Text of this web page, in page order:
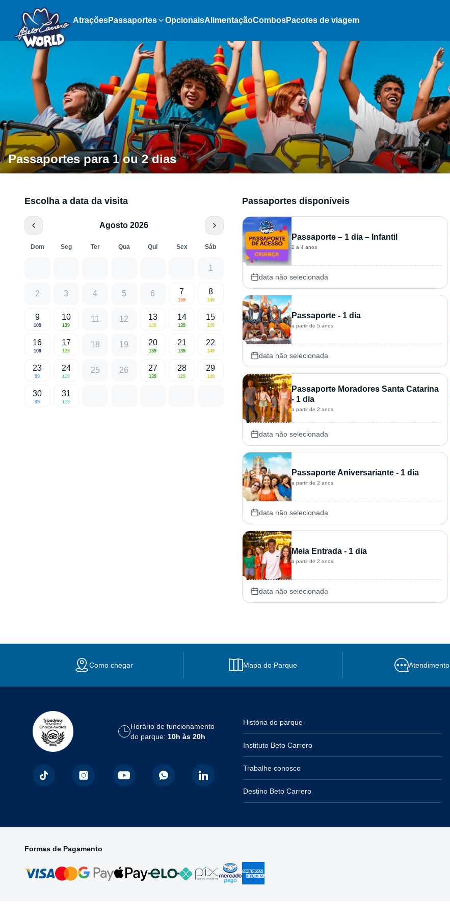
AtraçõesPassaportes OpcionaisAlimentaçãoCombosPacotes de viagem
Passaportes para 1 ou 2 dias
Escolha a data da visita
Agosto 2026
Dom Seg Ter Qua Qui Sex Sáb
1
2 3 4 5 6 7
159
8
149
9
109
10
139
11 12 13
149
14
139
15
149
16
109
17
129
18 19 20
139
21
139
22
149
23
99
24
119
25 26 27
139
28
129
29
149
30
99
31
119
Passaportes disponíveis
Passaporte – 1 dia – Infantil
2 a 4 anos
data não selecionada
Passaporte - 1 dia
a partir de 5 anos
data não selecionada
Passaporte Moradores Santa Catarina
- 1 dia
a partir de 2 anos
data não selecionada
Passaporte Aniversariante - 1 dia
a partir de 2 anos
data não selecionada
Meia Entrada - 1 dia
a partir de 2 anos
data não selecionada
Como chegar Mapa do Parque Atendimento
Horário de funcionamento
do parque: 10h às 20h
História do parque
Instituto Beto Carrero
Trabalhe conosco
Destino Beto Carrero
Formas de Pagamento